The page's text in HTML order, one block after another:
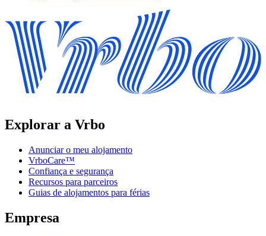
Explorar a Vrbo
Anunciar o meu alojamento
VrboCare™
Confiança e segurança
Recursos para parceiros
Guias de alojamentos para férias
Empresa